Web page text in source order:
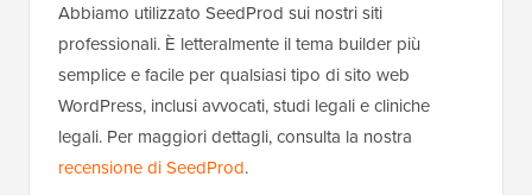
Abbiamo utilizzato SeedProd sui nostri siti
professionali. È letteralmente il tema builder più
semplice e facile per qualsiasi tipo di sito web
WordPress, inclusi avvocati, studi legali e cliniche
legali. Per maggiori dettagli, consulta la nostra
recensione di SeedProd.